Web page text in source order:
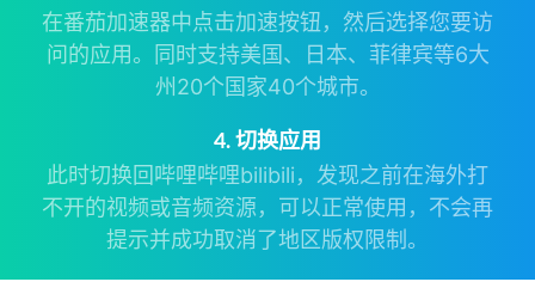
在番茄加速器中点击加速按钮，然后选择您要访
问的应用。同时支持美国、日本、菲律宾等6大
州20个国家40个城市。
4. 切换应用
此时切换回哔哩哔哩bilibili，发现之前在海外打
不开的视频或音频资源，可以正常使用，不会再
提示并成功取消了地区版权限制。